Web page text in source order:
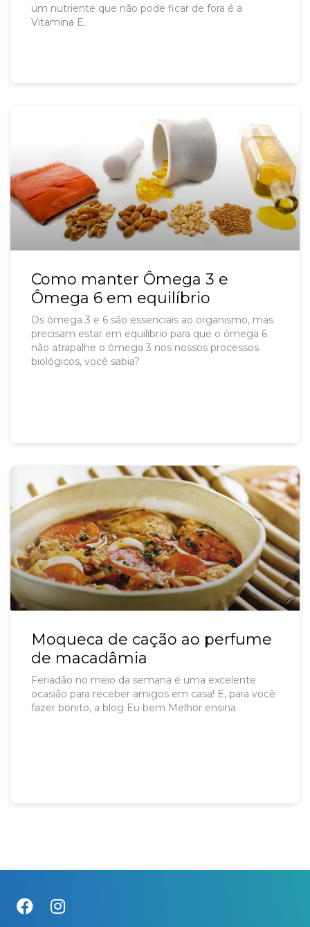
um nutriente que não pode ficar de fora é a
Vitamina E.
Como manter Ômega 3 e
Ômega 6 em equilíbrio
Os ômega 3 e 6 são essenciais ao organismo, mas
precisam estar em equilíbrio para que o ômega 6
não atrapalhe o ômega 3 nos nossos processos
biológicos, você sabia?
Moqueca de cação ao perfume
de macadâmia
Feriadão no meio da semana é uma excelente
ocasião para receber amigos em casa! E, para você
fazer bonito, a blog Eu bem Melhor ensina